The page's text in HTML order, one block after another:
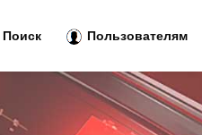
Поиск Пользователям